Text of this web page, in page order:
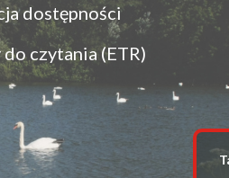
dostępności
do czytania (ETR)